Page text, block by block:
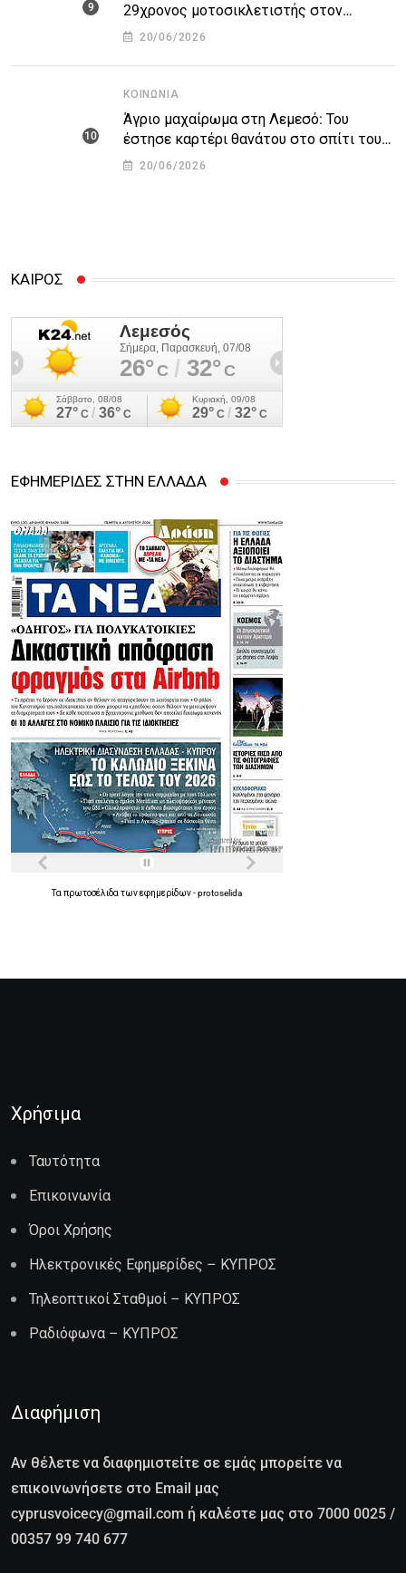
29χρονος μοτοσικλετιστής στον
αυτοκινητόδρομο Πάφου – Λεμεσού
20/06/2026
ΚΟΙΝΩΝΊΑ
Άγριο μαχαίρωμα στη Λεμεσό: Του
έστησε καρτέρι θανάτου στο σπίτι του
για προσωπικές διαφορές – Στο
20/06/2026
ΚΑΙΡΟΣ
ΕΦΗΜΕΡΙΔΕΣ ΣΤΗΝ ΕΛΛΑΔΑ
Τα πρωτοσέλιδα τωνεφημερίδων-protoselida
Χρήσιμα
Ταυτότητα
Επικοινωνία
Όροι Χρήσης
Ηλεκτρονικές Εφημερίδες – ΚΥΠΡΟΣ
Τηλεοπτικοί Σταθμοί – ΚΥΠΡΟΣ
Ραδιόφωνα – ΚΥΠΡΟΣ
Διαφήμιση
Αν θέλετε να διαφημιστείτε σε εμάς μπορείτε να
επικοινωνήσετε στο Email μας
cyprusvoicecy@gmail.com ή καλέστε μας στο 7000 0025 /
00357 99 740 677